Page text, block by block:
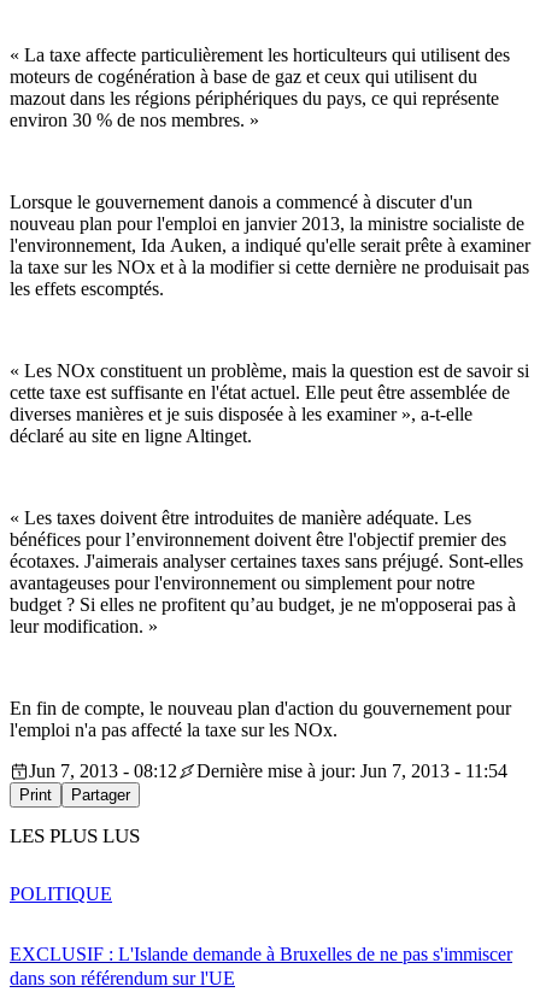
« La taxe affecte particulièrement les horticulteurs qui utilisent des
moteurs de cogénération à base de gaz et ceux qui utilisent du
mazout dans les régions périphériques du pays, ce qui représente
environ 30 % de nos membres. »
Lorsque le gouvernement danois a commencé à discuter d'un
nouveau plan pour l'emploi en janvier 2013, la ministre socialiste de
l'environnement, Ida Auken, a indiqué qu'elle serait prête à examiner
la taxe sur les NOx et à la modifier si cette dernière ne produisait pas
les effets escomptés.
« Les NOx constituent un problème, mais la question est de savoir si
cette taxe est suffisante en l'état actuel. Elle peut être assemblée de
diverses manières et je suis disposée à les examiner », a-t-elle
déclaré au site en ligne Altinget.
« Les taxes doivent être introduites de manière adéquate. Les
bénéfices pour l’environnement doivent être l'objectif premier des
écotaxes. J'aimerais analyser certaines taxes sans préjugé. Sont-elles
avantageuses pour l'environnement ou simplement pour notre
budget ? Si elles ne profitent qu’au budget, je ne m'opposerai pas à
leur modification. »
En fin de compte, le nouveau plan d'action du gouvernement pour
l'emploi n'a pas affecté la taxe sur les NOx.
Jun 7, 2013 - 08:12
Dernière mise à jour: Jun 7, 2013 - 11:54
Print Partager
LES PLUS LUS
EXCLUSIF : L'Islande demande à Bruxelles de ne pas s'immiscer
dans son référendum sur l'UE
POLITIQUE